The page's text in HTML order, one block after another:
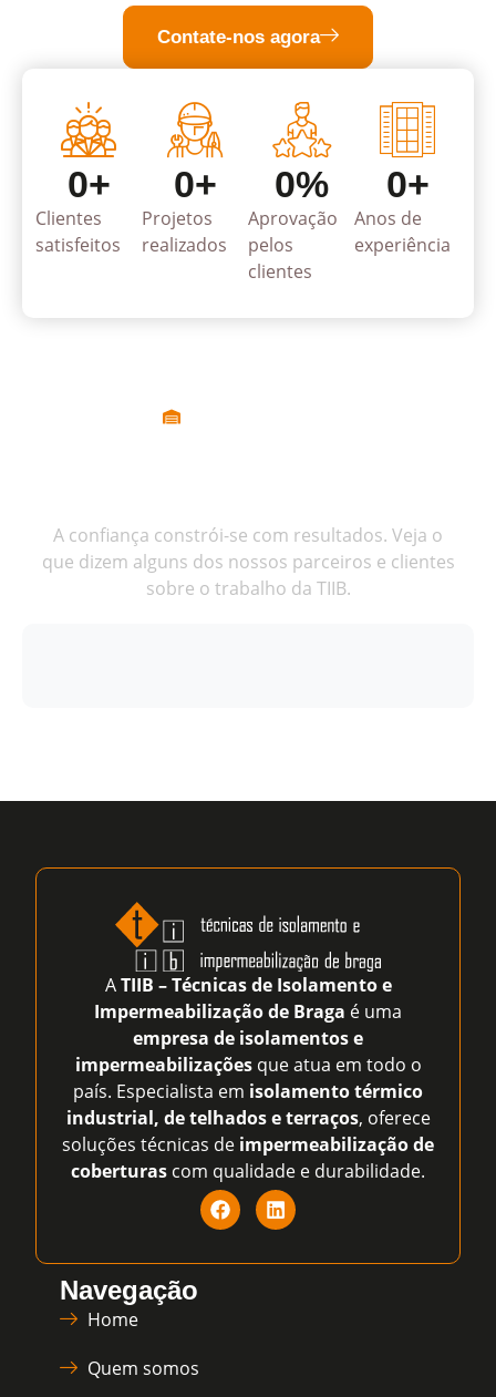
Contate-nos agora
Clientes
satisfeitos
0+
Projetos
realizados
0+
Aprovação
pelos
clientes
0%
Anos de
experiência
0+
A confiança constrói-se com resultados. Veja o
que dizem alguns dos nossos parceiros e clientes
sobre o trabalho da TIIB.
ATIIB – Técnicas de Isolamento e
Impermeabilização de Braga é uma
empresa de isolamentos e
impermeabilizaçõesque atua em todo o
país. Especialista em isolamento térmico
industrial, de telhados e terraços, oferece
soluções técnicas de impermeabilização de
coberturas com qualidade e durabilidade.
Navegação
Home
Quem somos